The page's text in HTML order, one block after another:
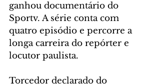
ganhou documentário do
Sportv. A série conta com
quatro episódio e percorre a
longa carreira do repórter e
locutor paulista.
Torcedor declarado do